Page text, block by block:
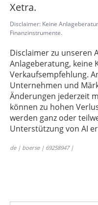
Xetra.
Disclaimer: Keine
Finanzinstrumente.
Disclaimer zu unseren
Anlageberatung, keine
Verkaufsempfehlung.
Unternehmen und
Änderungen jederzeit
können zu hohen
werden ganz oder
Unterstützung von AI
de | boerse | 69258947 |